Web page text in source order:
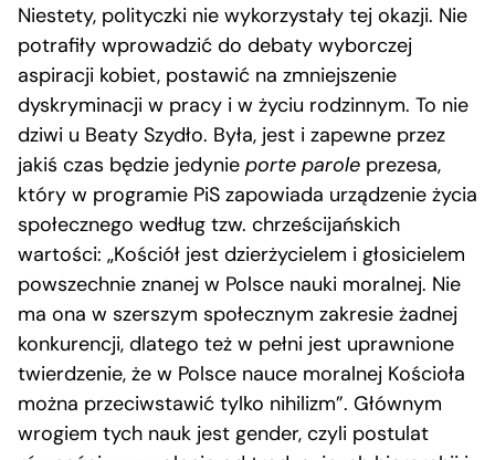
Niestety, polityczki nie wykorzystały tej okazji. Nie
potrafiły wprowadzić do debaty wyborczej
aspiracji kobiet, postawić na zmniejszenie
dyskryminacji w pracy i w życiu rodzinnym. To nie
dziwi u Beaty Szydło. Była, jest i zapewne przez
jakiś czas będzie jedynie porte parole prezesa,
który w programie PiS zapowiada urządzenie życia
społecznego według tzw. chrześcijańskich
wartości: „Kościół jest dzierżycielem i głosicielem
powszechnie znanej w Polsce nauki moralnej. Nie
ma ona w szerszym społecznym zakresie żadnej
konkurencji, dlatego też w pełni jest uprawnione
twierdzenie, że w Polsce nauce moralnej Kościoła
można przeciwstawić tylko nihilizm”. Głównym
wrogiem tych nauk jest gender, czyli postulat